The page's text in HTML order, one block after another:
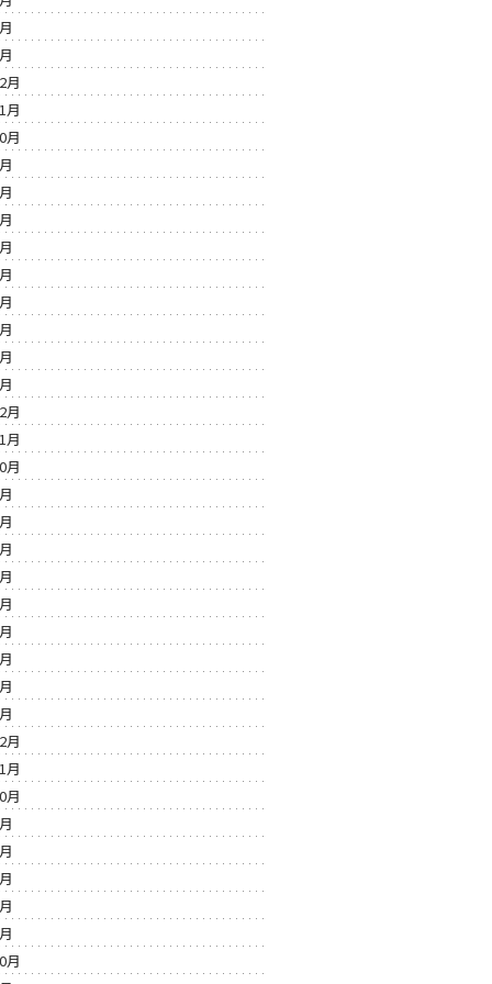
月
月
月
月
月
月
月
月
月
月